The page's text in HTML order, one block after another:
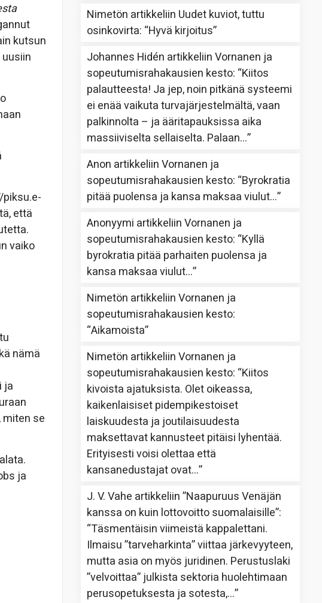
kutsun
että
vaiko
nämä
ja
miten se
ja
Nimetön artikkeliin Uudet kuviot, tuttu
osinkovirta: “Hyvä kirjoitus”
Johannes Hidén artikkeliinVornanen ja
sopeutumisrahakausien kesto: “Kiitos
palautteesta! Ja jep, noin pitkänä systeemi
ei enää vaikuta turvajärjestelmältä, vaan
palkinnolta – ja ääritapauksissa aika
massiiviselta sellaiselta. Palaan…”
Anon artikkeliinVornanen ja
sopeutumisrahakausien kesto: “Byrokratia
pitää puolensa ja kansa maksaa viulut…”
Anonyymi artikkeliinVornanen ja
sopeutumisrahakausien kesto: “Kyllä
byrokratia pitää parhaiten puolensa ja
kansa maksaa viulut…”
Nimetön artikkeliinVornanen ja
sopeutumisrahakausien kesto:
“Aikamoista”
Nimetön artikkeliinVornanen ja
sopeutumisrahakausien kesto: “Kiitos
kivoista ajatuksista. Olet oikeassa,
kaikenlaisiset pidempikestoiset
laiskuudesta ja joutilaisuudesta
maksettavat kannusteet pitäisi lyhentää.
Erityisesti voisi olettaa että
kansanedustajat ovat…”
J. V. Vahe artikkeliin”Naapuruus Venäjän
kanssa on kuin lottovoitto suomalaisille”:
“Täsmentäisin viimeistä kappalettani.
Ilmaisu ”tarveharkinta” viittaa järkevyyteen,
mutta asia on myös juridinen. Perustuslaki
”velvoittaa” julkista sektoria huolehtimaan
perusopetuksesta ja sotesta,…”